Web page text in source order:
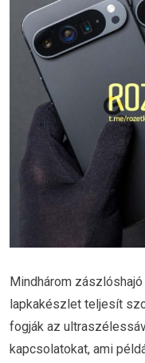
Mindhárom
lapkakészlet teljesít
fogják az
kapcsolatokat, ami